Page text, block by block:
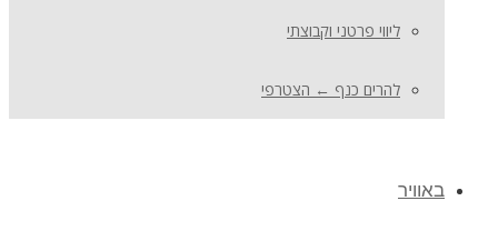
ליווי פרטני וקבוצתי
להרים כנף ← הצטרפי
באוויר